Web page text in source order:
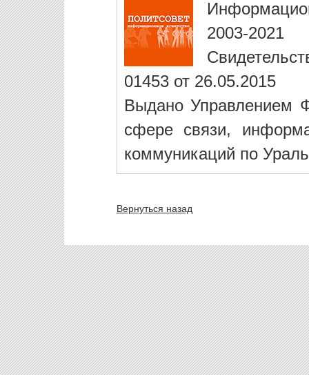
2003-2021
01453 от 26.05.2015
Выдано Управлением
сфере связи,
коммуникаций по
Вернуться назад